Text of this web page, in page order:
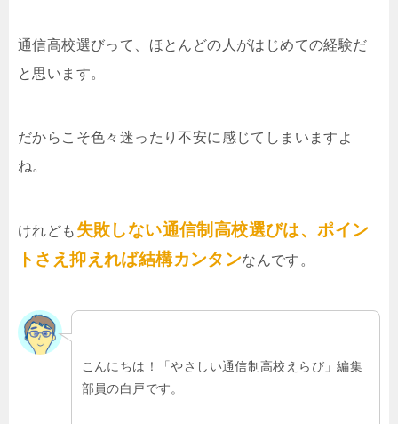
通信高校選びって、ほとんどの人がはじめての経験だ
と思います。
だからこそ色々迷ったり不安に感じてしまいますよ
ね。
けれども 失敗しない通信制高校選びは、ポイン
トさえ抑えれば結構カンタンなんです。
こんにちは！「やさしい通信制高校えらび」編集
部員の白戸です。